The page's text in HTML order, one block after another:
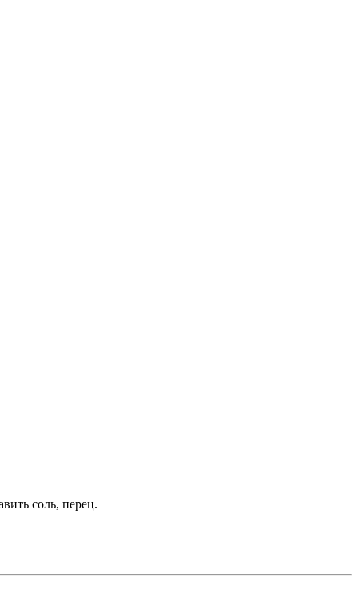
соль, перец.